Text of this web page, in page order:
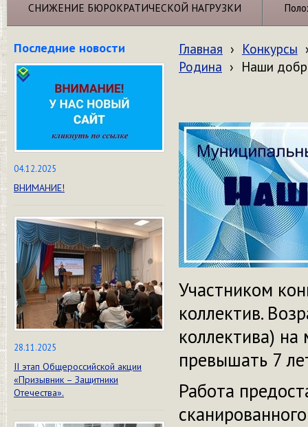
СНИЖЕНИЕ БЮРОКРАТИЧЕСКОЙ НАГРУЗКИ
Последние новости
04.12.2025
ВНИМАНИЕ!
28.11.2025
II этап Общероссийской акции
«Призывник – Защитники
Отечества».
Главная › Конкурсы
Родина › Наши
Участником
коллектив.
коллектива)
превышать 7
Работа